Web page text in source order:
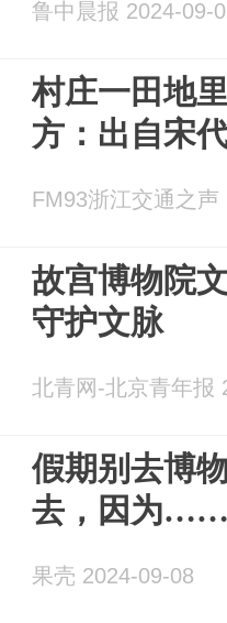
鲁中晨报 2024-09-
村庄一田地
方：出自宋
FM93浙江交通之声
故宫博物院
守护文脉
北青网-北京青年报
假期别去博
去，因为
果壳 2024-09-08